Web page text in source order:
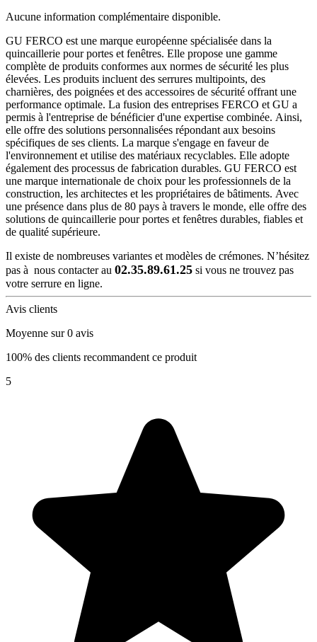
Aucune information complémentaire disponible.
GU FERCO est une marque européenne spécialisée dans la
quincaillerie pour portes et fenêtres. Elle propose une gamme
complète de produits conformes aux normes de sécurité les plus
élevées. Les produits incluent des serrures multipoints, des
charnières, des poignées et des accessoires de sécurité offrant une
performance optimale. La fusion des entreprises FERCO et GU a
permis à l'entreprise de bénéficier d'une expertise combinée. Ainsi,
elle offre des solutions personnalisées répondant aux besoins
spécifiques de ses clients. La marque s'engage en faveur de
l'environnement et utilise des matériaux recyclables. Elle adopte
également des processus de fabrication durables. GU FERCO est
une marque internationale de choix pour les professionnels de la
construction, les architectes et les propriétaires de bâtiments. Avec
une présence dans plus de 80 pays à travers le monde, elle offre des
solutions de quincaillerie pour portes et fenêtres durables, fiables et
de qualité supérieure.
Il existe de nombreuses variantes et modèles de crémones. N’hésitez
pas à nous contacter au 02.35.89.61.25 si vous ne trouvez pas
votre serrure en ligne.
Avis clients
Moyenne sur 0 avis
100% des clients recommandent ce produit
5